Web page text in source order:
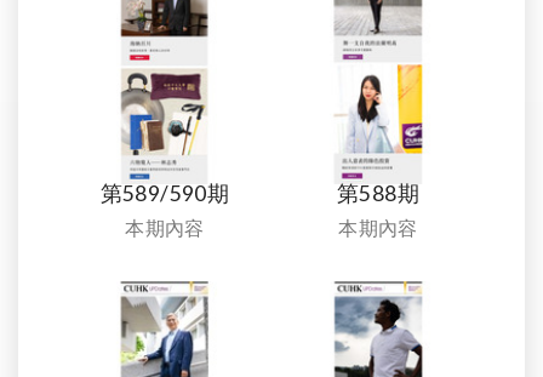
第589/590期
本期內容
第588期
本期內容